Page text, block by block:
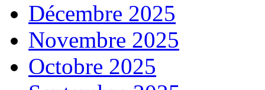
Décembre 2025
Novembre 2025
Octobre 2025